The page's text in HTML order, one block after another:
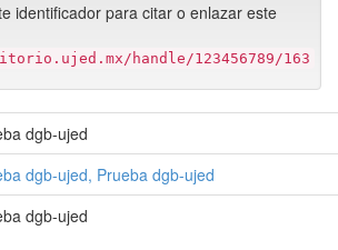
identificador para citar o enlazar este
handle/123456789/163
dgb-ujed
dgb-ujed, Prueba dgb-ujed
dgb-ujed